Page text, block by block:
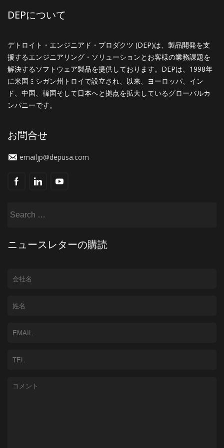
DEPについて
デトロイト・エンジニアド・プロダクツ (DEP)は、製品開発を支
援するエンジニアリング・ソリューションとお客様の業務課題を
解決するソフトウェア製品を提供しております。DEPは、1998年
に米国ミシガン州トロイで設立され、以来、ヨーロッパ、イン
ド、中国、韓国そして日本へと拠点を拡大しているグローバルカ
ンパニーです。
お問合せ
emailjp@depusa.com
ニュースレターの購読